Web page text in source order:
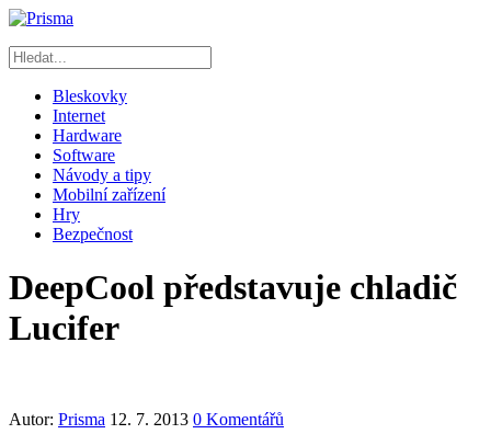
Bleskovky
Internet
Hardware
Software
Návody a tipy
Mobilní zařízení
Hry
Bezpečnost
DeepCool představuje chladič
Lucifer
Autor: Prisma 12. 7. 2013 0 Komentářů